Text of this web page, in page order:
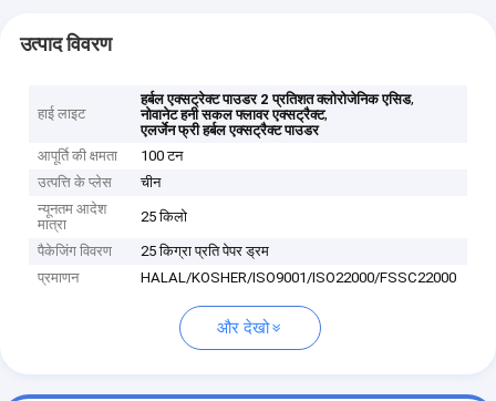
उत्पाद विवरण
हाई लाइट
हर्बल एक्सट्रेक्ट पाउडर 2 प्रतिशत क्लोरोजेनिक एसिड,
नोवानेट हनी सकल फ्लावर एक्सट्रैक्ट,
एलर्जेन फ्री हर्बल एक्सट्रैक्ट पाउडर
आपूर्ति की क्षमता
100 टन
उत्पत्ति के प्लेस
चीन
न्यूनतम आदेश
मात्रा
25 किलो
पैकेजिंग विवरण
25 किग्रा प्रति पेपर ड्रम
प्रमाणन
HALAL/KOSHER/ISO9001/ISO22000/FSSC22000
और देखो